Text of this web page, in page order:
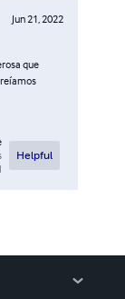
Jun 21, 2022
que
Helpful